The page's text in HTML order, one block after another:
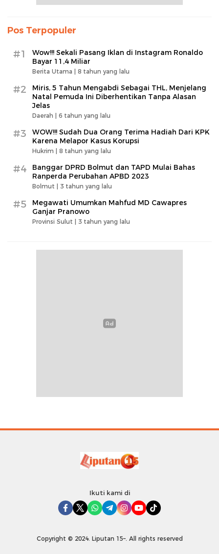
Pos Terpopuler
#1
Wow!!! Sekali Pasang Iklan di Instagram Ronaldo
Bayar 11,4 Miliar
Berita Utama | 8 tahun yang lalu
#2
Miris, 5 Tahun Mengabdi Sebagai THL, Menjelang
Natal Pemuda Ini Diberhentikan Tanpa Alasan
Jelas
Daerah | 6 tahun yang lalu
#3
WOW!!! Sudah Dua Orang Terima Hadiah Dari KPK
Karena Melapor Kasus Korupsi
Hukrim | 8 tahun yang lalu
#4
Banggar DPRD Bolmut dan TAPD Mulai Bahas
Ranperda Perubahan APBD 2023
Bolmut | 3 tahun yang lalu
#5
Megawati Umumkan Mahfud MD Cawapres
Ganjar Pranowo
Provinsi Sulut | 3 tahun yang lalu
Ikuti kami di
Copyright © 2024. Liputan 15–. All rights reserved